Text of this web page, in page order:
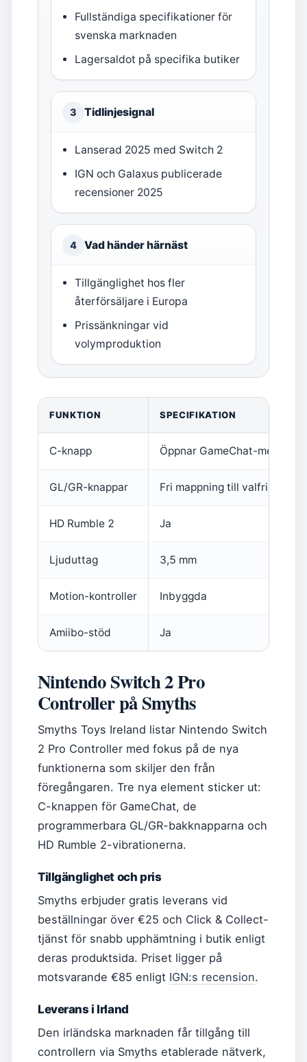
Fullständiga specifikationer för
svenska marknaden
Lagersaldot på specifika butiker
3 Tidlinjesignal
Lanserad 2025 med Switch 2
IGN och Galaxus publicerade
recensioner 2025
4 Vad händer härnäst
Tillgänglighet hos fler
återförsäljare i Europa
Prissänkningar vid
volymproduktion
FUNKTION SPECIFIKATION
C-knapp Öppnar GameChat-menyn
GL/GR-knappar Fri mappning till valfria
HD Rumble 2 Ja
Ljuduttag 3,5 mm
Motion-kontroller Inbyggda
Amiibo-stöd Ja
Nintendo Switch 2 Pro
Controller på Smyths
Smyths Toys Ireland listar Nintendo Switch
2 Pro Controller med fokus på de nya
funktionerna som skiljer den från
föregångaren. Tre nya element sticker ut:
C-knappen för GameChat, de
programmerbara GL/GR-bakknapparna och
HD Rumble 2-vibrationerna.
Tillgänglighet och pris
Smyths erbjuder gratis leverans vid
beställningar över €25 och Click & Collect-
tjänst för snabb upphämtning i butik enligt
deras produktsida. Priset ligger på
motsvarande €85 enligt IGN:s recension.
Leverans i Irland
Den irländska marknaden får tillgång till
controllern via Smyths etablerade nätverk,